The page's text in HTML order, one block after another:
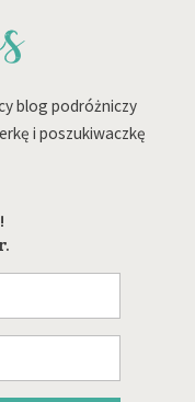
blog podróżniczy
i poszukiwaczkę